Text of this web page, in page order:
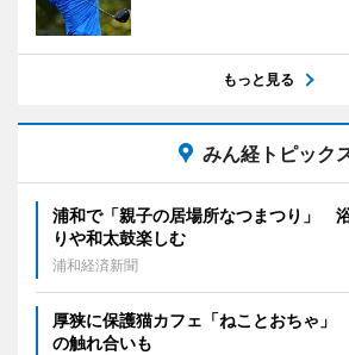
もっと見る
みん経トピック
浦和で「親子の居場所なつまつり」
りや和太鼓楽しむ
浦和経済新聞
厚狭に保護猫カフェ「ねことおちゃ
の触れ合いも